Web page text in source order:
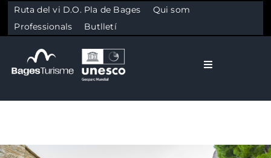
Skip to content
Ruta del vi D.O. Pla de Bages
Qui som
Professionals
Butlletí
Toggle